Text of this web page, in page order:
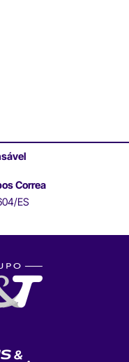
Correa
ES